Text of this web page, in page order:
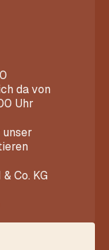
da von
Uhr
Co. KG